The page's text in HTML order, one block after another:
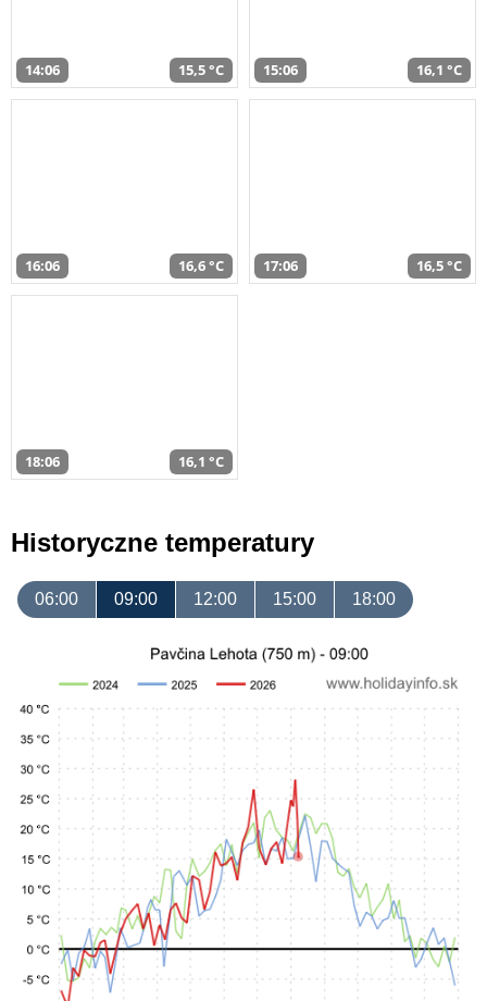
14:06 15,5 °C 15:06 16,1 °C
16:06 16,6 °C 17:06 16,5 °C
18:06 16,1 °C
Historyczne temperatury
06:00 09:00 12:00 15:00 18:00